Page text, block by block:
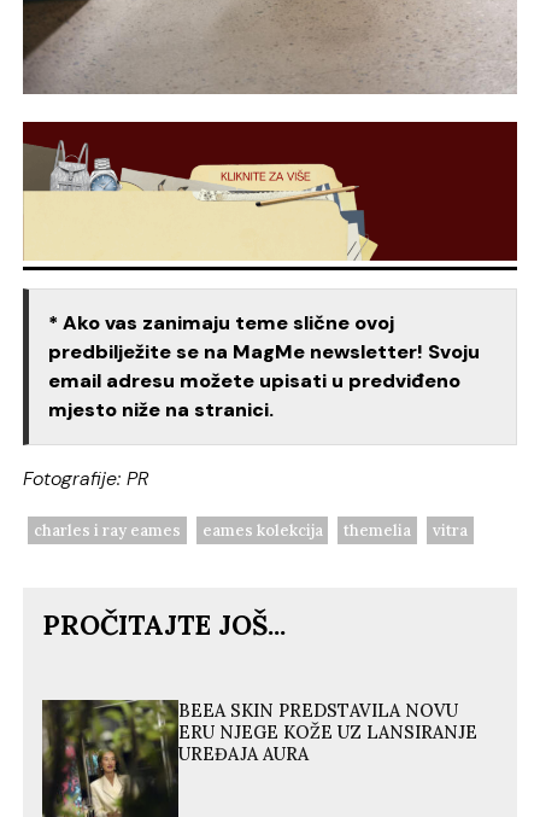
* Ako vas zanimaju teme slične ovoj
predbilježite se na MagMe newsletter! Svoju
email adresu možete upisati u predviđeno
mjesto niže na stranici.
Fotografije: PR
charles i ray eames eames kolekcija themelia vitra
PROČITAJTE JOŠ...
BEEA SKIN PREDSTAVILA NOVU
ERU NJEGE KOŽE UZ LANSIRANJE
UREĐAJA AURA